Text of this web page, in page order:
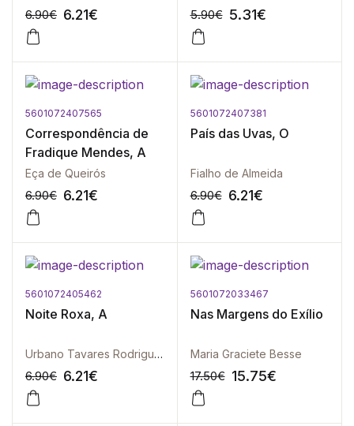
6.90€ 6.21€ 5.90€ 5.31€
5601072407565
Correspondência de
Fradique Mendes, A
Eça de Queirós
6.90€ 6.21€
5601072407381
País das Uvas, O
Fialho de Almeida
6.90€ 6.21€
5601072405462
Noite Roxa, A
Urbano Tavares Rodrigues
6.90€ 6.21€
5601072033467
Nas Margens do Exílio
Maria Graciete Besse
17.50€ 15.75€